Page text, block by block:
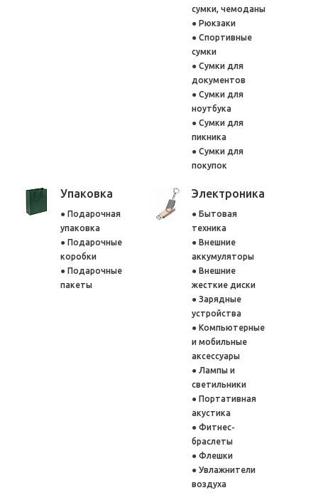
сумки, чемоданы
Рюкзаки
Спортивные
сумки
Сумки для
документов
Сумки для
ноутбука
Сумки для
пикника
Сумки для
покупок
Упаковка
Подарочная
упаковка
Подарочные
коробки
Подарочные
пакеты
Электроника
Бытовая
техника
Внешние
аккумуляторы
Внешние
жесткие диски
Зарядные
устройства
Компьютерные
и мобильные
аксессуары
Лампы и
светильники
Портативная
акустика
Фитнес-
браслеты
Флешки
Увлажнители
воздуха